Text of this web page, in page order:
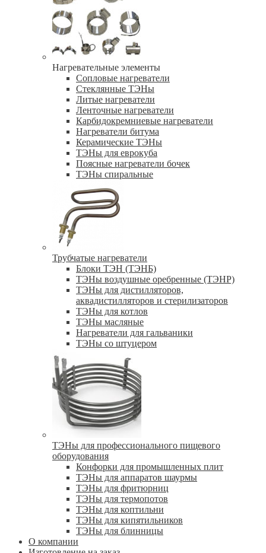
Нагревательные элементы
Сопловые нагреватели
Стеклянные ТЭНы
Литые нагреватели
Ленточные нагреватели
Карбидокремниевые нагреватели
Нагреватели битума
Керамические ТЭНы
ТЭНы для еврокуба
Поясные нагреватели бочек
ТЭНы спиральные
Трубчатые нагреватели
Блоки ТЭН (ТЭНБ)
ТЭНы воздушные оребренные (ТЭНР)
ТЭНы для дистилляторов,
аквадистилляторов и стерилизаторов
ТЭНы для котлов
ТЭНы масляные
Нагреватели для гальваники
ТЭНы со штуцером
ТЭНы для профессионального пищевого
оборудования
Конфорки для промышленных плит
ТЭНы для аппаратов шаурмы
ТЭНы для фритюрниц
ТЭНы для термопотов
ТЭНы для коптильни
ТЭНы для кипятильников
ТЭНы для блинницы
О компании